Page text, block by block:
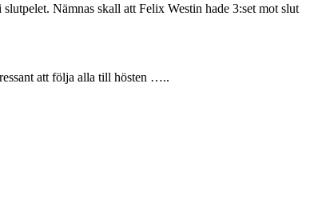
Nämnas skall att Felix Westin hade 3:set mot slut
att följa alla till hösten …..